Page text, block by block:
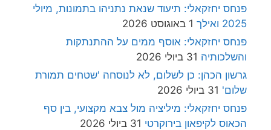
פנחס יחזקאלי: תיעוד שנאת נתניהו בתמונות, מיולי
2025 ואילך
1 באוגוסט 2026
פנחס יחזקאלי: אוסף ממים על ההתנתקות
והשלכותיה 31 ביולי 2026
גרשון הכהן: כן לשלום, לא לנוסחה 'שטחים תמורת
שלום' 31 ביולי 2026
פנחס יחזקאלי: מיליציה מול צבא מקצועי, בין סף
הכאוס לקיפאון בירוקרטי 31 ביולי 2026